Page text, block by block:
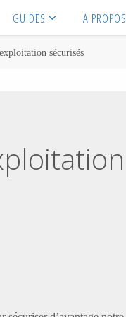
GUIDES A PROPOS
sécurisés